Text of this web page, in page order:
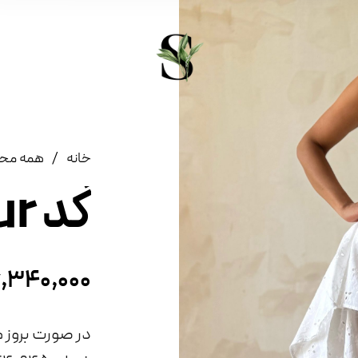
خانه / همه
ُُکد Set.Sur
در صورت